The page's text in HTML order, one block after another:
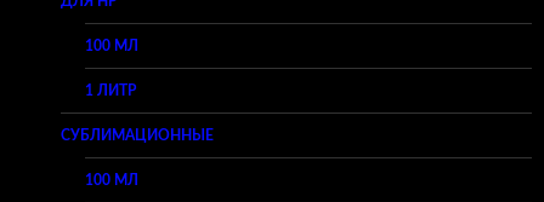
100 МЛ
1 ЛИТР
СУБЛИМАЦИОННЫЕ
100 МЛ